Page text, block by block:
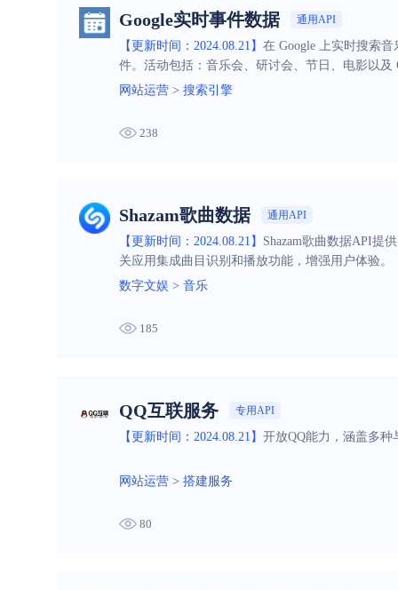
Google实时事件数据 通用API
【更新时间：2024.08.21】 在 Google 上实时搜索
件。活动包括：音乐会、研讨会、节日、电影以及
网站运营 > 搜索引擎
238
Shazam歌曲数据 通用API
【更新时间：2024.08.21】 Shazam歌曲数据API提
关应用集成曲目识别和播放功能，增强用户体验。
数字文娱 > 音乐
185
QQ互联服务 专用API
【更新时间：2024.08.21】 开放QQ能力，涵盖多
网站运营 > 搭建服务
80